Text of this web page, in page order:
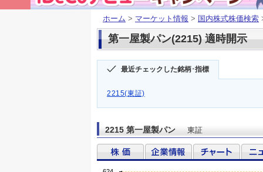
ホーム > マーケット情報 > 国内株式株価検索
第一屋製パン(2215) 適時開示
最近チェックした銘柄･指標
2215(東証)
2215 第一屋製パン 東証